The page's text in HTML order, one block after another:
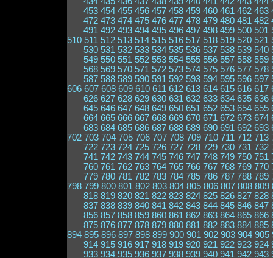
453 454 455 456 457 458 459 460 461 462 463
472 473 474 475 476 477 478 479 480 481 482
491 492 493 494 495 496 497 498 499 500 501
510 511 512 513 514 515 516 517 518 519 520 521
530 531 532 533 534 535 536 537 538 539 540
549 550 551 552 553 554 555 556 557 558 559
568 569 570 571 572 573 574 575 576 577 578
587 588 589 590 591 592 593 594 595 596 597
606 607 608 609 610 611 612 613 614 615 616 617
626 627 628 629 630 631 632 633 634 635 636
645 646 647 648 649 650 651 652 653 654 655
664 665 666 667 668 669 670 671 672 673 674
683 684 685 686 687 688 689 690 691 692 693
702 703 704 705 706 707 708 709 710 711 712 713
722 723 724 725 726 727 728 729 730 731 732
741 742 743 744 745 746 747 748 749 750 751
760 761 762 763 764 765 766 767 768 769 770
779 780 781 782 783 784 785 786 787 788 789
798 799 800 801 802 803 804 805 806 807 808 809
818 819 820 821 822 823 824 825 826 827 828
837 838 839 840 841 842 843 844 845 846 847
856 857 858 859 860 861 862 863 864 865 866
875 876 877 878 879 880 881 882 883 884 885
894 895 896 897 898 899 900 901 902 903 904 905
914 915 916 917 918 919 920 921 922 923 924
933 934 935 936 937 938 939 940 941 942 943